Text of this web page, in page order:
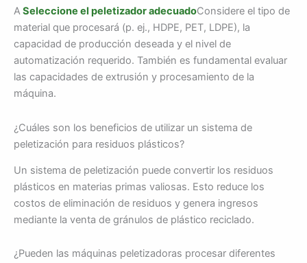
ASeleccione el peletizador adecuadoConsidere el tipo de
material que procesará (p. ej., HDPE, PET, LDPE), la
capacidad de producción deseada y el nivel de
automatización requerido. También es fundamental evaluar
las capacidades de extrusión y procesamiento de la
máquina.
¿Cuáles son los beneficios de utilizar un sistema de
peletización para residuos plásticos?
Un sistema de peletización puede convertir los residuos
plásticos en materias primas valiosas. Esto reduce los
costos de eliminación de residuos y genera ingresos
mediante la venta de gránulos de plástico reciclado.
¿Pueden las máquinas peletizadoras procesar diferentes